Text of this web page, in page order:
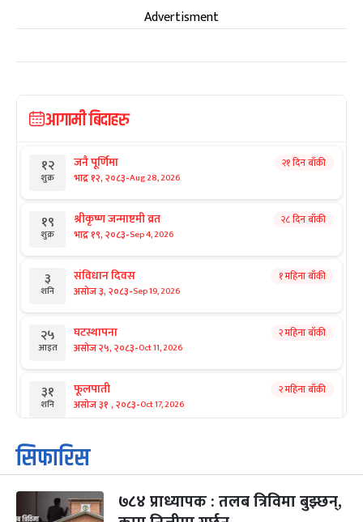
Advertisment
आगामी बिदाहरु
१२
शुक्र
जनै पूर्णिमा
भाद्र १२, २०८३-Aug 28, 2026
२१ दिन बाँकी
१९
शुक्र
श्रीकृष्ण जन्माष्टमी व्रत
भाद्र १९, २०८३-Sep 4, 2026
२८ दिन बाँकी
३
शनि
संविधान दिवस
असोज ३, २०८३-Sep 19, 2026
१ महिना बाँकी
२५
आइत
घटस्थापना
असोज २५, २०८३-Oct 11, 2026
२ महिना बाँकी
३१
शनि
फूलपाती
असोज ३१ , २०८३-Oct 17, 2026
२ महिना बाँकी
१
आइत
कार्तिक सङ्क्रान्ति
कार्तिक १, २०८३
३
मंगल
महानवमी
कार्तिक ३, २०८३ Oct 20, 2026
२ महिना बाँकी
सिफारिस
७८४ प्राध्यापक : तलब त्रिविमा बुझ्छन्,